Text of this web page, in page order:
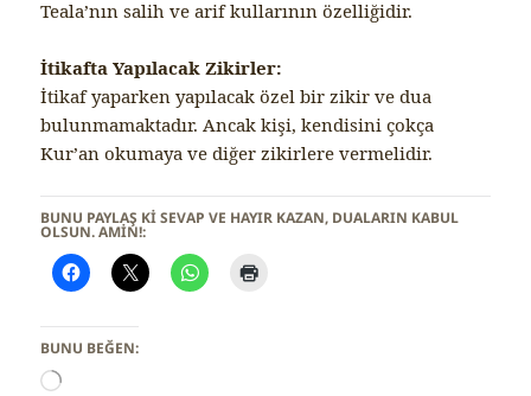
Teala’nın salih ve arif kullarının özelliğidir.
İtikafta Yapılacak Zikirler:
İtikaf yaparken yapılacak özel bir zikir ve dua
bulunmamaktadır. Ancak kişi, kendisini çokça
Kur’an okumaya ve diğer zikirlere vermelidir.
BUNU PAYLAŞ KI SEVAP VE HAYIR KAZAN, DUALARIN KABUL
OLSUN. AMİN!:
BUNU BEĞEN: